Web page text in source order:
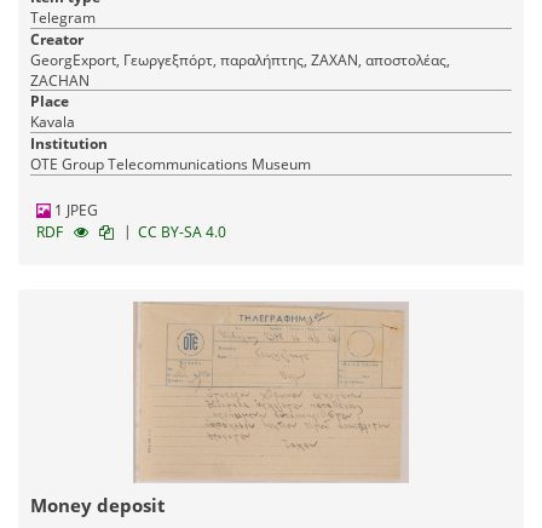
Telegram
Creator
GeorgExport, Γεωργεξπόρτ, παραλήπτης, ΖΑΧΑΝ, αποστολέας,
ZACHAN
Place
Kavala
Institution
OTE Group Telecommunications Museum
1 JPEG
RDF
| CC BY-SA 4.0
Money deposit